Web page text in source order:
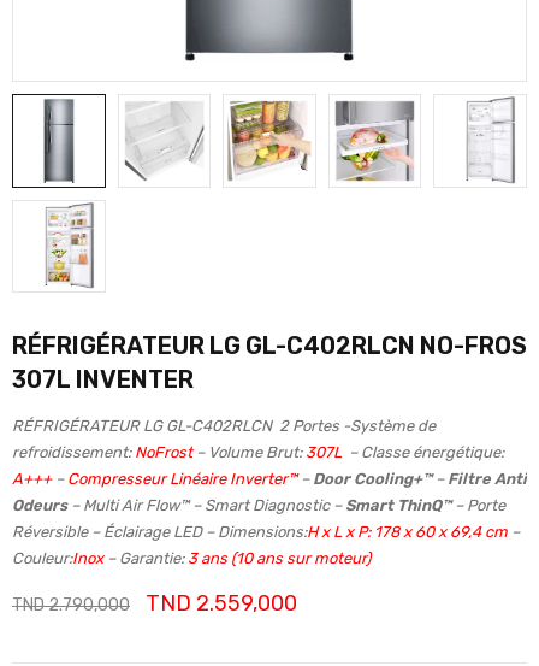
RÉFRIGÉRATEUR LG GL-C402RLCN NO-FROS
307L INVENTER
RÉFRIGÉRATEUR LG GL-C402RLCN 2 Portes -Système de
refroidissement: NoFrost– Volume Brut: 307L – Classe énergétique:
A+++ – Compresseur Linéaire Inverter™– Door Cooling+™– Filtre Anti
Odeurs– Multi Air Flow™ – Smart Diagnostic – Smart ThinQ™– Porte
Réversible – Éclairage LED – Dimensions:H x L x P: 178 x 60 x 69,4 cm –
Couleur:Inox– Garantie: 3 ans (10 ans sur moteur)
TND2.790,000 TND 2.559,000